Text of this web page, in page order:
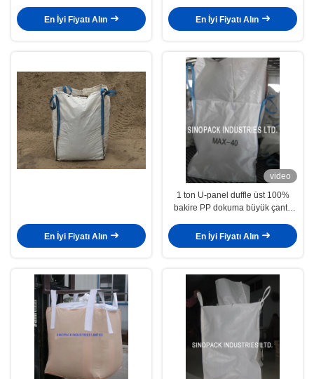
En İyi Fiyatı Alın
90cm
En İyi Fiyatı Alın
En İyi Fiyatı Alın
video
1 ton U-panel duffle üst 100%
bakire PP dokuma büyük çanta
En İyi Fiyatı Alın